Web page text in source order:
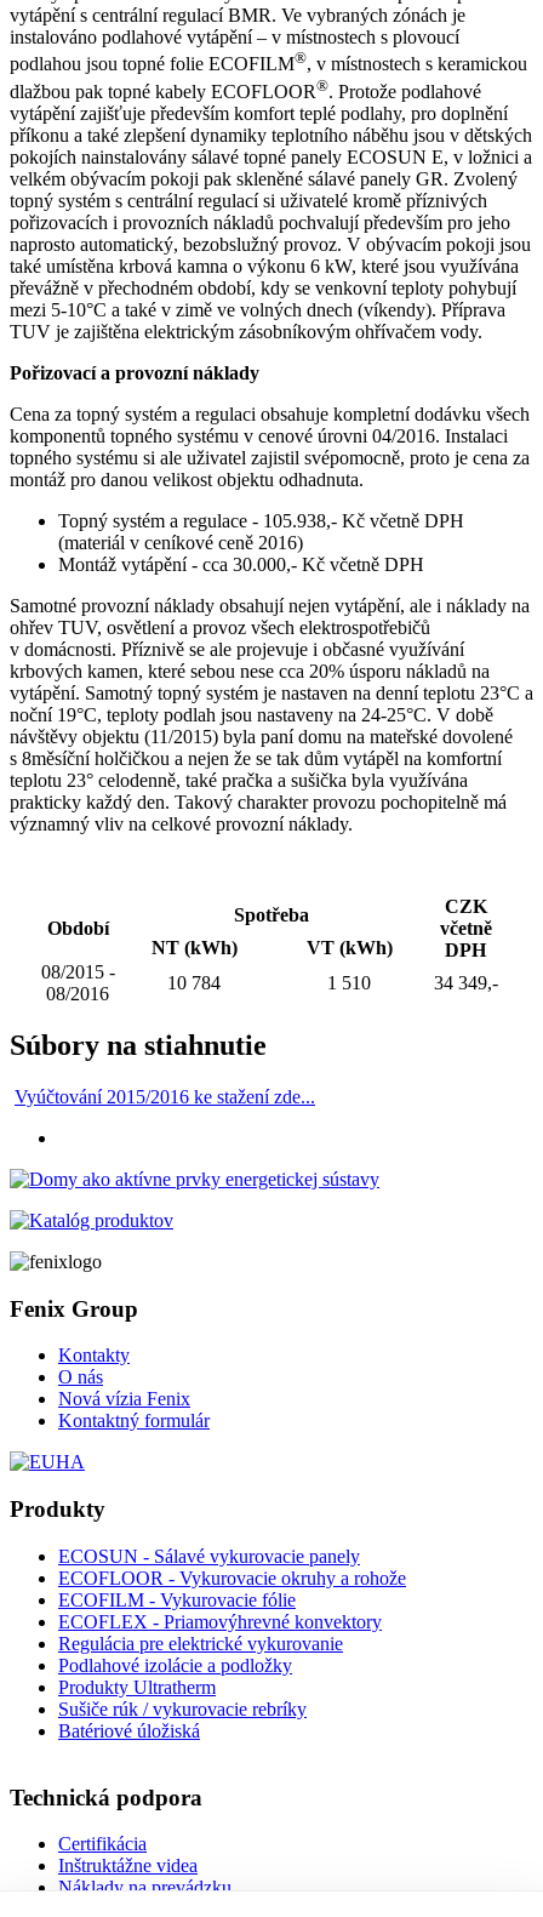
vytápění s centrální regulací BMR. Ve vybraných zónách je
instalováno podlahové vytápění – v místnostech s plovoucí
podlahou jsou topné folie ECOFILM®, v místnostech s keramickou
dlažbou pak topné kabely ECOFLOOR®. Protože podlahové
vytápění zajišťuje především komfort teplé podlahy, pro doplnění
příkonu a také zlepšení dynamiky teplotního náběhu jsou v dětských
pokojích nainstalovány sálavé topné panely ECOSUN E, v ložnici a
velkém obývacím pokoji pak skleněné sálavé panely GR. Zvolený
topný systém s centrální regulací si uživatelé kromě příznivých
pořizovacích i provozních nákladů pochvalují především pro jeho
naprosto automatický, bezobslužný provoz. V obývacím pokoji jsou
také umístěna krbová kamna o výkonu 6 kW, které jsou využívána
převážně v přechodném období, kdy se venkovní teploty pohybují
mezi 5-10°C a také v zimě ve volných dnech (víkendy). Příprava
TUV je zajištěna elektrickým zásobníkovým ohřívačem vody.
Pořizovací a provozní náklady
Cena za topný systém a regulaci obsahuje kompletní dodávku všech
komponentů topného systému v cenové úrovni 04/2016. Instalaci
topného systému si ale uživatel zajistil svépomocně, proto je cena za
montáž pro danou velikost objektu odhadnuta.
Topný systém a regulace - 105.938,- Kč včetně DPH
(materiál v ceníkové ceně 2016)
Montáž vytápění - cca 30.000,- Kč včetně DPH
Samotné provozní náklady obsahují nejen vytápění, ale i náklady na
ohřev TUV, osvětlení a provoz všech elektrospotřebičů
v domácnosti. Příznivě se ale projevuje i občasné využívání
krbových kamen, které sebou nese cca 20% úsporu nákladů na
vytápění. Samotný topný systém je nastaven na denní teplotu 23°C a
noční 19°C, teploty podlah jsou nastaveny na 24-25°C. V době
návštěvy objektu (11/2015) byla paní domu na mateřské dovolené
s 8měsíční holčičkou a nejen že se tak dům vytápěl na komfortní
teplotu 23° celodenně, také pračka a sušička byla využívána
prakticky každý den. Takový charakter provozu pochopitelně má
významný vliv na celkové provozní náklady.
Období
Spotřeba
CZK
včetně
DPH
NT (kWh)
VT (kWh)
08/2015 -
08/2016
10 784 1 510 34 349,-
Súbory na stiahnutie
Vyúčtování 2015/2016 ke stažení zde...
Fenix Group
Kontakty
O nás
Nová vízia Fenix
Kontaktný formulár
Produkty
ECOSUN - Sálavé vykurovacie panely
ECOFLOOR - Vykurovacie okruhy a rohože
ECOFILM - Vykurovacie fólie
ECOFLEX - Priamovýhrevné konvektory
Regulácia pre elektrické vykurovanie
Podlahové izolácie a podložky
Produkty Ultratherm
Sušiče rúk / vykurovacie rebríky
Batériové úložiská
Technická podpora
Certifikácia
Inštruktážne videa
Náklady na prevádzku